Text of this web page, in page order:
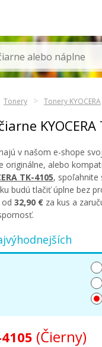
Tonery Tonery KYOCERA
KYOCERA
v našom e-shope
originálne, alebo
TK-4105, spoľahnite
budú tlačiť úplne bez
32,90 € za kus a
(Čierny)